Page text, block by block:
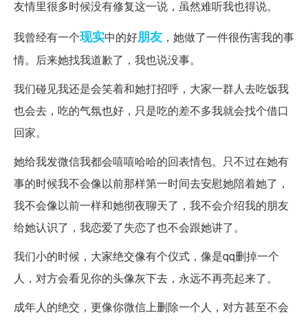
友情里很多时候没有修复这一说，虽然难听我也得说。
我曾经有一个现实中的好朋友 ，她做了一件很伤害我的事
情。后来她找我道歉了，我也说没事。
我们碰见我还是会笑着和她打招呼，大家一群人去吃饭我
也会去，吃的气氛也好，只是吃的差不多我就会找个借口
回家。
她给我发微信我都会嘻嘻哈哈的回表情包。只不过在她有
事的时候我不会像以前那样第一时间去安慰她陪着她了，
我不会像以前一样和她彻夜聊天了，我不会介绍我的朋友
给她认识了，我恋爱了失恋了也不会跟她讲了。
我们小的时候，大家绝交像有个仪式，像是qq删掉一个
人，对方会看见你的头像灰下去，永远不再亮起来了。
成年人的绝交，更像你微信上删除一个人，对方甚至不会